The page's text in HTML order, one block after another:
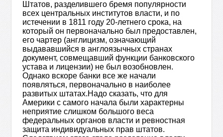
Штатов, разделившего бремя популярности
всех центральных институтов власти, и по
истечении в 1811 году 20-летнего срока, на
который он первоначально был предоставлен,
его чартер (англицизм, означающий
выдававшийся в англоязычных странах
документ, совмещавший функции банковского
устава и лицензии) не был возобновлен.
Однако вскоре банки все же начали
появляться, первоначально в наиболее
развитых штатах.Надо сказать, что для
Америки с самого начала были характерны
неприятие слишком большого веса
федеральных органов власти и ревностная
защита индивидуальных прав штатов.